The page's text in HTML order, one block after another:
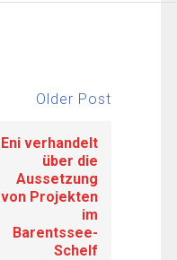
Older Post
Eni verhandelt
über die
Aussetzung
von Projekten
im
Barentssee-
Schelf